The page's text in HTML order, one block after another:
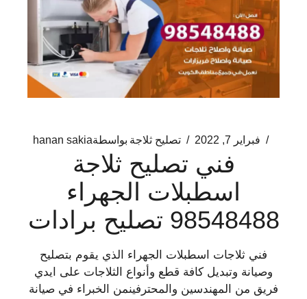
فبراير 7, 2022 تصليح ثلاجة بواسطةhanan sakia
فني تصليح ثلاجة
اسطبلات الجهراء
98548488 تصليح برادات
فني ثلاجات اسطبلات الجهراء الذي يقوم بتصليح
وصيانة وتبديل كافة قطع وأنواع الثلاجات على ايدي
فريق من المهندسين والمحترفينمن الخبراء في صيانة